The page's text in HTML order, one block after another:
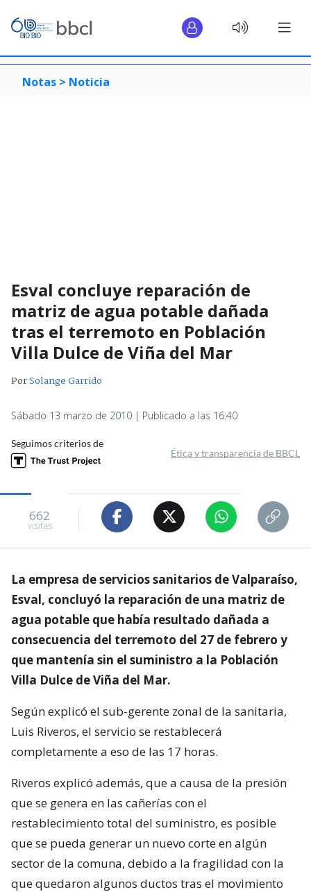
Notas > Noticia
Esval concluye reparación de
matriz de agua potable dañada
tras el terremoto en Población
Villa Dulce de Viña del Mar
PorSolange Garrido
Sábado 13 marzo de 2010 | Publicado a las 16:40
Seguimos criterios de
Ética y transparencia de BBCL
662
visitas
La empresa de servicios sanitarios de Valparaíso,
Esval, concluyó la reparación de una matriz de
agua potable que había resultado dañada a
consecuencia del terremoto del 27 de febrero y
que mantenía sin el suministro a la Población
Villa Dulce de Viña del Mar.
Según explicó el sub-gerente zonal de la sanitaria,
Luis Riveros, el servicio se restablecerá
completamente a eso de las 17 horas.
Riveros explicó además, que a causa de la presión
que se genera en las cañerías con el
restablecimiento total del suministro, es posible
que se pueda generar un nuevo corte en algún
sector de la comuna, debido a la fragilidad con la
que quedaron algunos ductos tras el movimiento